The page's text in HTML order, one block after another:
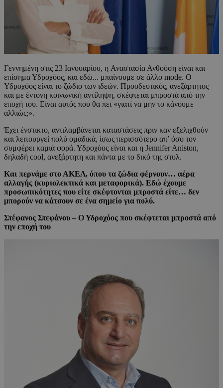
Γεννημένη στις 23 Ιανουαρίου, η Αναστασία Ανθούση είναι και
επίσημα Υδροχόος, και εδώ... μπαίνουμε σε άλλο mode. Ο
Υδροχόος είναι το ζώδιο των ιδεών. Προοδευτικός, ανεξάρτητος
και με έντονη κοινωνική αντίληψη, σκέφτεται μπροστά από την
εποχή του. Είναι αυτός που θα πει «γιατί να μην το κάνουμε
αλλιώς;».
Έχει ένστικτο, αντιλαμβάνεται καταστάσεις πριν καν εξελιχθούν
και λειτουργεί πολύ ομαδικά, ίσως περισσότερο απ’ όσο τον
συμφέρει καμιά φορά. Υδροχόος είναι και η Jennifer Aniston,
δηλαδή cool, ανεξάρτητη και πάντα με το δικό της στυλ.
Και περνάμε στο ΑΚΕΛ, όπου τα ζώδια φέρνουν… αέρα
αλλαγής (κυριολεκτικά και μεταφορικά). Εδώ έχουμε
προσωπικότητες που είτε σκέφτονται μπροστά είτε… δεν
μπορούν να κάτσουν σε ένα σημείο για πολύ.
Στέφανος Στεφάνου – Ο Υδροχόος που σκέφτεται μπροστά από
την εποχή του